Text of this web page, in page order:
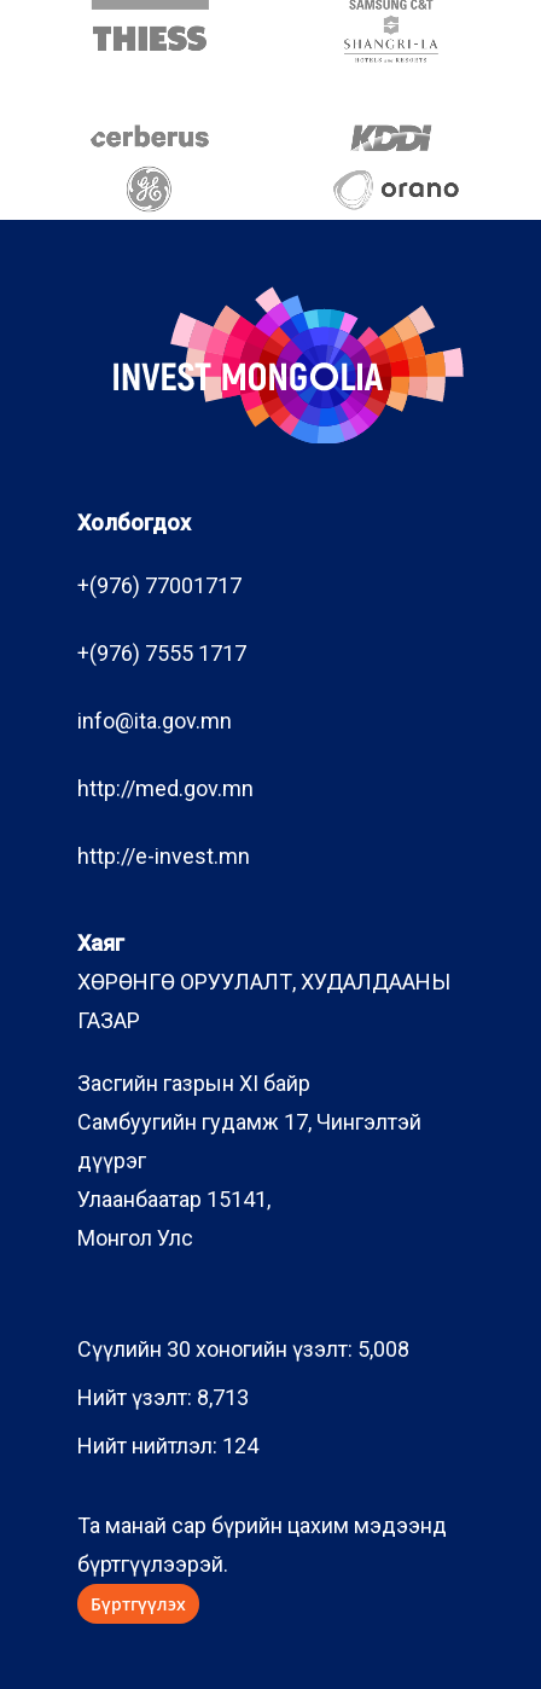
Холбогдох
+(976) 77001717
+(976) 7555 1717
info@ita.gov.mn
http://med.gov.mn
http://e-invest.mn
Хаяг
ХӨРӨНГӨ ОРУУЛАЛТ, ХУДАЛДААНЫ
ГАЗАР
Засгийн газрын XI байр
Самбуугийн гудамж 17, Чингэлтэй
дүүрэг
Улаанбаатар 15141,
Монгол Улс
Сүүлийн 30 хоногийн үзэлт: 5,008
Нийт үзэлт: 8,713
Нийт нийтлэл: 124
Та манай сар бүрийн цахим мэдээнд
бүртгүүлээрэй.